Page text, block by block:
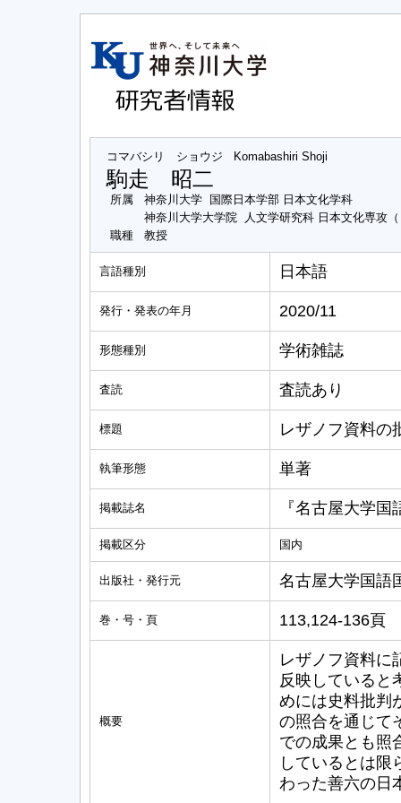
コマバシリ ショウジ Komabashiri Shoji
駒走 昭二
所属
神奈川大学 国際日本学部 日本文化学科
神奈川大学大学院 人文学研究科 日本文化専攻
職種
教授
言語種別 日本語
発行・発表の年月 2020/11
形態種別 学術雑誌
査読 査読あり
標題 レザノフ資料の
執筆形態 単著
掲載誌名 『名古屋大学国
掲載区分 国内
出版社・発行元 名古屋大学国語
巻・号・頁 113,124-136頁
概要
レザノフ資料に
反映していると
めには史料批判
の照合を通じて
での成果とも照
しているとは限
わった善六の日